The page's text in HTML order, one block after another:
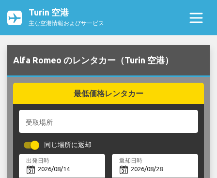
Turin 空港
主な空港情報およびサービス
Alfa Romeo のレンタカー（Turin 空港）
最低価格レンタカー
受取場所
同じ場所に返却
出発日時 返却日時